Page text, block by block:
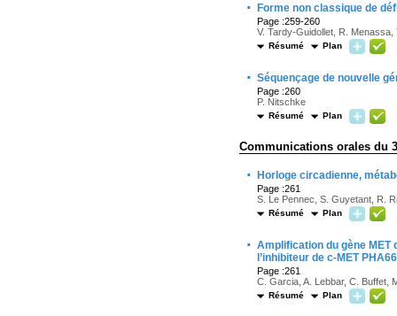
· Forme non classique de
Page :259-260
V. Tardy-Guidollet, R. Menassa,
Résumé Plan
· Séquençage de nouvelle
Page :260
P. Nitschke
Résumé Plan
Communications orales du
· Horloge circadienne,
Page :261
S. Le Pennec, S. Guyetant, R.
Résumé Plan
· Amplification du gène MET
l’inhibiteur de c-MET
Page :261
C. Garcia, A. Lebbar, C. Buffet,
Résumé Plan